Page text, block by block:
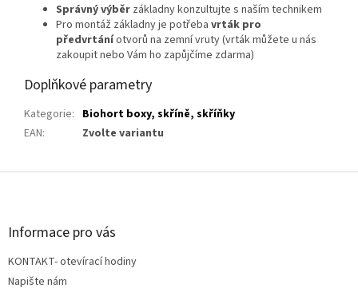
Správný výběr základny konzultujte s naším technikem
Pro montáž základny je potřeba vrták pro
předvrtáníotvorů na zemní vruty (vrták můžete u nás
zakoupit nebo Vám ho zapůjčíme zdarma)
Doplňkové parametry
Kategorie: Biohort boxy, skříně, skříňky
EAN: Zvolte variantu
Z
Informace pro vás
KONTAKT- otevírací hodiny
Napište nám